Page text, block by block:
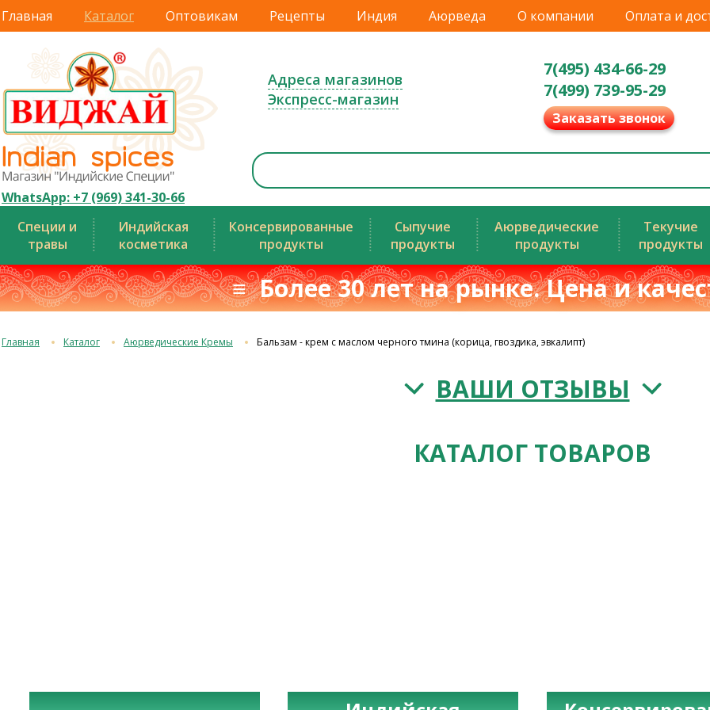
Главная Каталог Оптовикам Рецепты Индия Аюрведа О компании Оплата и
WhatsApp: +7 (969) 341-30-66
Адреса магазинов
Экспресс-магазин
7(495) 434-66-29
7(499) 739-95-29
Заказать звонок
Специи и
травы
Индийская
косметика
Консервированные
продукты
Сыпучие
продукты
Аюрведические
продукты
Текучие
продукты
≡ Более 30 лет на рынке. Цена и
Главная Каталог Аюрведические Кремы Бальзам - крем с маслом черного тмина (корица, гвоздика, эвкалипт)
ВАШИ ОТЗЫВЫ
КАТАЛОГ ТОВАРОВ